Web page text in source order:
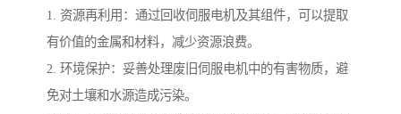
1. 资源再利用：通过回收伺服电机及其组件，可以提取
有价值的金属和材料，减少资源浪费。
2. 环境保护：妥善处理废旧伺服电机中的有害物质，避
免对土壤和水源造成污染。